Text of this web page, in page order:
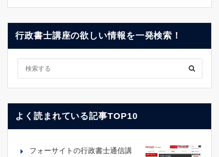
行政書士講座の欲しい情報を一発検索！
よく読まれている記事TOP10
フォーサイトの行政書士通信講